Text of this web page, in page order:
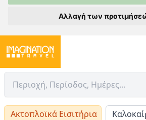
Αλλαγή των
Ακτοπλοϊκά Εισιτήρια